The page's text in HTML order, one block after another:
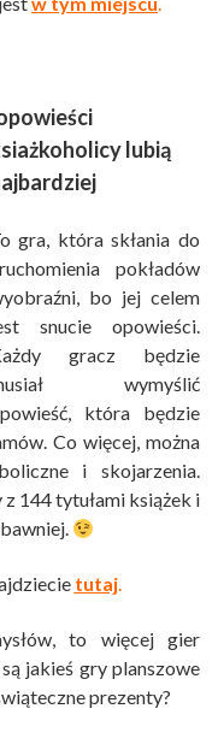
lubią
gra, która skłania do
pokładów
bo jej celem
snucie opowieści.
gracz będzie
wymyślić
która będzie
Co więcej, można
i skojarzenia.
144 tytułami książek i
tutaj.
to więcej gier
jakieś gry planszowe
prezenty?